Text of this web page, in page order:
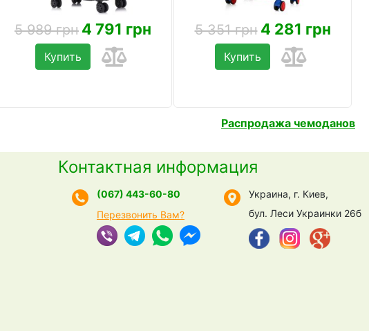
5 989 грн 4 791 грн
Купить
5 351 грн 4 281 грн
Купить
Распродажа чемоданов
Контактная информация
(067) 443-60-80
Перезвонить Вам?
Украина, г. Киев,
бул. Леси Украинки 26б